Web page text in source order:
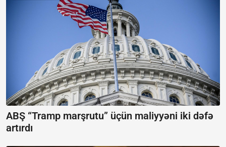
ABŞ “Tramp marşrutu” üçün maliyyəni iki dəfə
artırdı